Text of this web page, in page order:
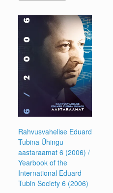
Rahvusvahelise Eduard
Tubina Ühingu
aastaraamat 6 (2006) /
Yearbook of the
International Eduard
Tubin Society 6 (2006)